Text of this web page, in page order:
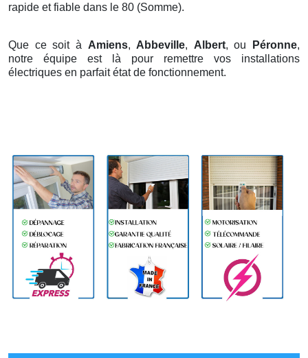
rapide et fiable dans le 80 (Somme).
Que ce soit à Amiens, Abbeville, Albert, ou Péronne,
notre équipe est là pour remettre vos installations
électriques en parfait état de fonctionnement.